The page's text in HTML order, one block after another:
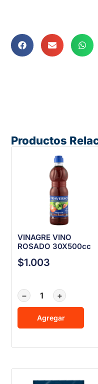
Productos
VINAGRE VINO
ROSADO 30X500cc
$1.003
− +
Agregar